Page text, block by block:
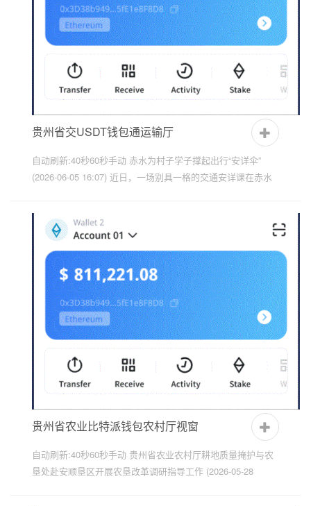
贵州省交USDT钱包通运输厅
自动刷新:40秒60秒手动 赤水为村子学子撑起出行“安详伞”
(2026-06-05 16:07) 近日，一场别具一格的交通安详课在赤水
特点，...
贵州省农业比特派钱包农村厅视窗
自动刷新:40秒60秒手动 贵州省农业农村厅耕地质量掩护与农
垦处赴安顺垦区开展农垦改革调研指导工作 (2026-05-28